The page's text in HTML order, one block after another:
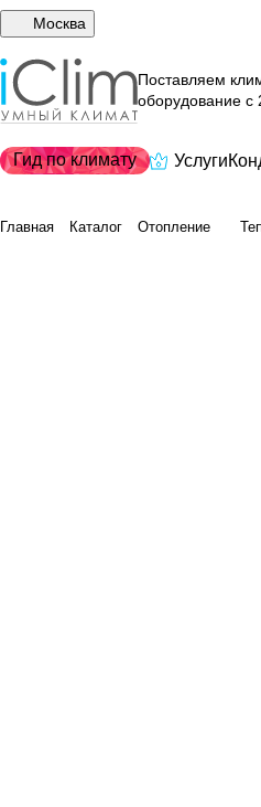
Москва
Поставляем
оборудование с
Гид по климату Услуги
Главная Каталог Отопление